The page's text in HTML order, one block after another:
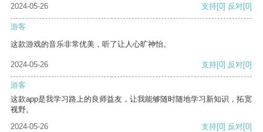
2024-05-26
支持[0] 反对[0]
游客
这款游戏的音乐非常优美，听了让人心旷神怡。
2024-05-26 支持[0] 反对[0]
游客
这款app是我学习路上的良师益友，让我能够随时随地学习新知识，拓宽
视野。
2024-05-26
支持[0] 反对[0]